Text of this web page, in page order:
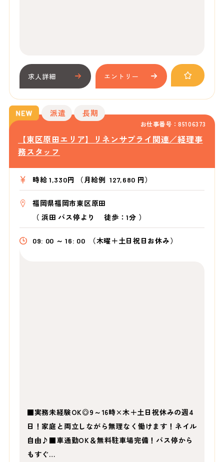
求人詳細 エントリー
お仕事番号：85106373
派遣 長期
【東区原田エリア】リネンサプライ関連／経理事
務スタッフ
時給 1,330円 （月給例 127,680 円）
福岡県福岡市東区原田
（浜田 バス停より徒歩：1分 ）
09: 00 ～ 16: 00 （木曜＋土日祝日お休み）
■実務未経験OK◎9～16時×木＋土日祝休みの週4
日！家庭と両立しながら無理なく働けます！ネイル
自由♪■車通勤OK＆無料駐車場完備！バス停から
もすぐ…